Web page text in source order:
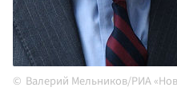
Валерий Мельников/РИА